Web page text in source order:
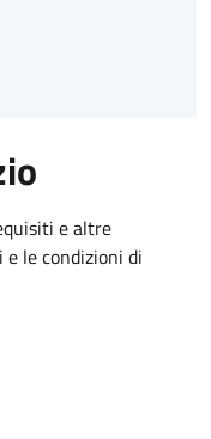
e altre
le condizioni di